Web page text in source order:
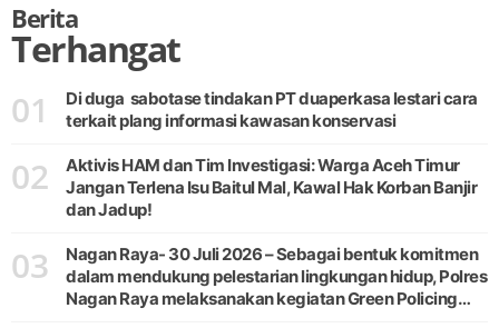
Berita
Terhangat
01
Di duga sabotase tindakan PT duaperkasa lestari cara
terkait plang informasi kawasan konservasi
02
Aktivis HAM dan Tim Investigasi: Warga Aceh Timur
Jangan Terlena Isu Baitul Mal, Kawal Hak Korban Banjir
dan Jadup!
03
Nagan Raya- 30 Juli 2026 – Sebagai bentuk komitmen
dalam mendukung pelestarian lingkungan hidup, Polres
Nagan Raya melaksanakan kegiatan Green Policing